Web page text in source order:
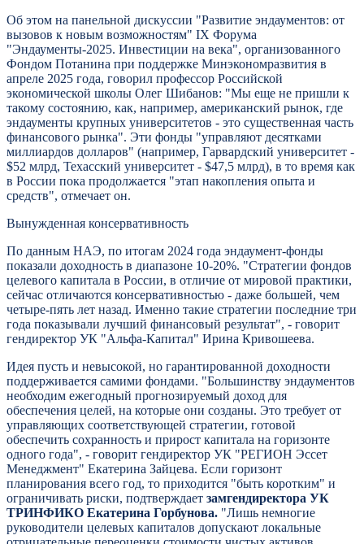
Об этом на панельной дискуссии "Развитие эндаументов: от
вызовов к новым возможностям" IX Форума
"Эндаументы-2025. Инвестиции на века", организованного
Фондом Потанина при поддержке Минэкономразвития в
апреле 2025 года, говорил профессор Российской
экономической школы Олег Шибанов: "Мы еще не пришли к
такому состоянию, как, например, американский рынок, где
эндаументы крупных университетов - это существенная часть
финансового рынка". Эти фонды "управляют десятками
миллиардов долларов" (например, Гарвардский университет -
$52 млрд, Техасский университет - $47,5 млрд), в то время как
в России пока продолжается "этап накопления опыта и
средств", отмечает он.
Вынужденная консервативность
По данным НАЭ, по итогам 2024 года эндаумент-фонды
показали доходность в диапазоне 10-20%. "Стратегии фондов
целевого капитала в России, в отличие от мировой практики,
сейчас отличаются консервативностью - даже большей, чем
четыре-пять лет назад. Именно такие стратегии последние три
года показывали лучший финансовый результат", - говорит
гендиректор УК "Альфа-Капитал" Ирина Кривошеева.
Идея пусть и невысокой, но гарантированной доходности
поддерживается самими фондами. "Большинству эндаументов
необходим ежегодный прогнозируемый доход для
обеспечения целей, на которые они созданы. Это требует от
управляющих соответствующей стратегии, готовой
обеспечить сохранность и прирост капитала на горизонте
одного года", - говорит гендиректор УК "РЕГИОН Эссет
Менеджмент" Екатерина Зайцева. Если горизонт
планирования всего год, то приходится "быть коротким" и
ограничивать риски, подтверждает замгендиректора УК
ТРИНФИКО Екатерина Горбунова. "Лишь немногие
руководители целевых капиталов допускают локальные